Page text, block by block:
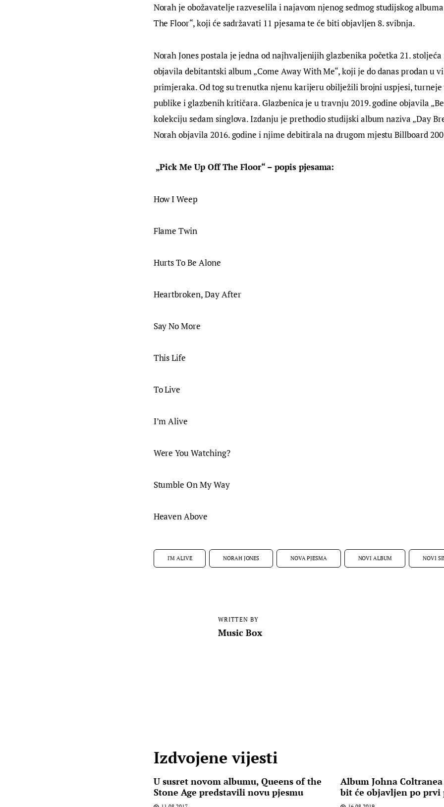
Norah je obožavatelje razveselila i najavom njenog sedmog studijskog
The Floor“, koji će sadržavati 11 pjesama te će biti objavljen 8. svibnja.
Norah Jones postala je jedna od najhvaljenijih glazbenika početka 21.
objavila debitantski album „Come Away With Me“, koji je do danas prodan u
primjeraka. Od tog su trenutka njenu karijeru obilježili brojni uspjesi,
publike i glazbenih kritičara. Glazbenica je u travnju 2019. godine objavila
kolekciju sedam singlova. Izdanju je prethodio studijski album naziva „Day
Norah objavila 2016. godine i njime debitirala na drugom mjestu Billboard
„Pick Me Up Off The Floor“ – popis pjesama:
How I Weep
Flame Twin
Hurts To Be Alone
Heartbroken, Day After
Say No More
This Life
To Live
I’m Alive
Were You Watching?
Stumble On My Way
Heaven Above
I'M ALIVE NORAH JONES NOVA PJESMA NOVI ALBUM NOVI
WRITTEN BY
Music Box
Izdvojene vijesti
U susret novom albumu, Queens of the
Stone Age predstavili novu pjesmu
Album Johna
bit će objavljen po prvi